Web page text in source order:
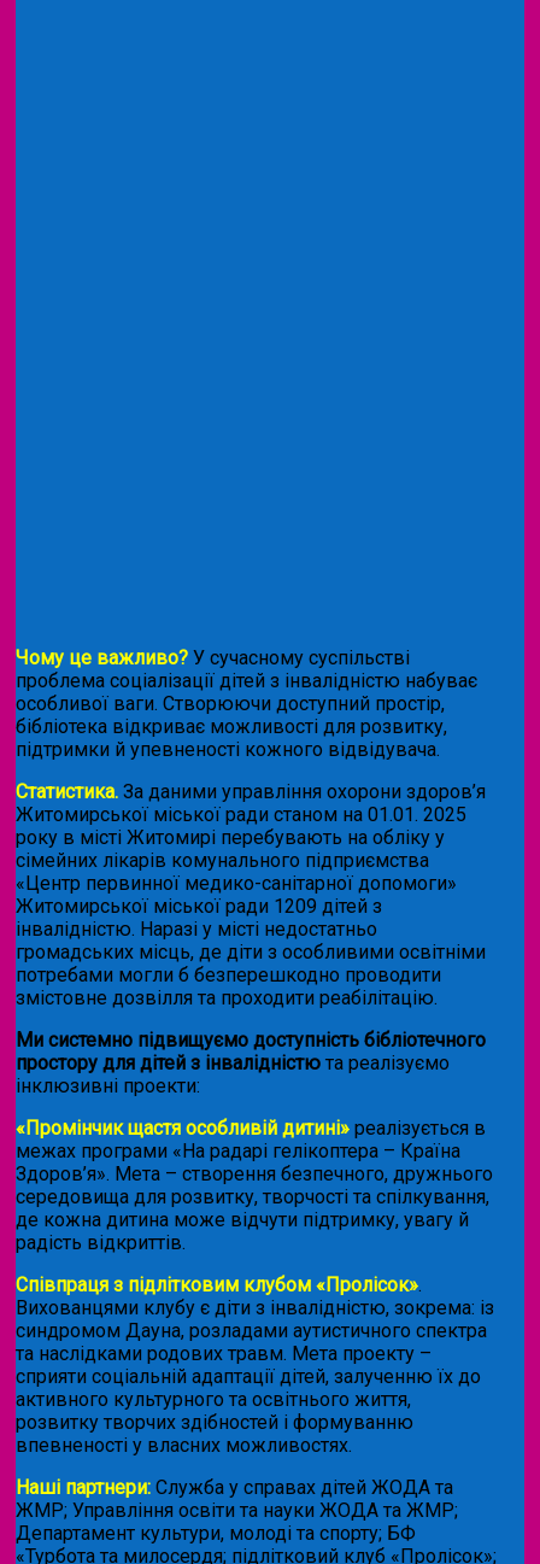
Чому це важливо? У сучасному суспільстві
проблема соціалізації дітей з інвалідністю набуває
особливої ваги. Створюючи доступний простір,
бібліотека відкриває можливості для розвитку,
підтримки й упевненості кожного відвідувача.
Статистика. За даними управління охорони здоров’я
Житомирської міської ради станом на 01.01. 2025
року в місті Житомирі перебувають на обліку у
сімейних лікарів комунального підприємства
«Центр первинної медико-санітарної допомоги»
Житомирської міської ради 1209 дітей з
інвалідністю. Наразі у місті недостатньо
громадських місць, де діти з особливими освітніми
потребами могли б безперешкодно проводити
змістовне дозвілля та проходити реабілітацію.
Ми системно підвищуємо доступність бібліотечного
простору для дітей з інвалідністю та реалізуємо
інклюзивні проекти:
«Промінчик щастя особливій дитині» реалізується в
межах програми «На радарі гелікоптера – Країна
Здоров’я». Мета – створення безпечного, дружнього
середовища для розвитку, творчості та спілкування,
де кожна дитина може відчути підтримку, увагу й
радість відкриттів.
Співпраця з підлітковим клубом «Пролісок».
Вихованцями клубу є діти з інвалідністю, зокрема: із
синдромом Дауна, розладами аутистичного спектра
та наслідками родових травм. Мета проекту –
сприяти соціальній адаптації дітей, залученню їх до
активного культурного та освітнього життя,
розвитку творчих здібностей і формуванню
впевненості у власних можливостях.
Наші партнери: Служба у справах дітей ЖОДА та
ЖМР; Управління освіти та науки ЖОДА та ЖМР;
Департамент культури, молоді та спорту; БФ
«Турбота та милосердя; підлітковий клуб «Пролісок»;